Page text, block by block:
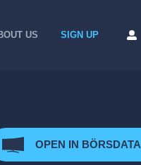
US SIGN UP
OPEN IN BÖRSDATA